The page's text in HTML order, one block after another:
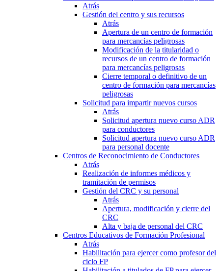
Atrás
Gestión del centro y sus recursos
Atrás
Apertura de un centro de formación
para mercancías peligrosas
Modificación de la titularidad o
recursos de un centro de formación
para mercancías peligrosas
Cierre temporal o definitivo de un
centro de formación para mercancías
peligrosas
Solicitud para impartir nuevos cursos
Atrás
Solicitud apertura nuevo curso ADR
para conductores
Solicitud apertura nuevo curso ADR
para personal docente
Centros de Reconocimiento de Conductores
Atrás
Realización de informes médicos y
tramitación de permisos
Gestión del CRC y su personal
Atrás
Apertura, modificación y cierre del
CRC
Alta y baja de personal del CRC
Centros Educativos de Formación Profesional
Atrás
Habilitación para ejercer como profesor del
ciclo FP